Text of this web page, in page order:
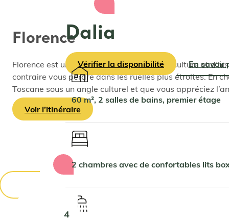
Vérifier la disponibilité En savoir
4
Dalia
60 m², 2 salles de bains, premier étage
2 chambres avec de confortables lits
Florence
Florence est une ville regorgeant d’art, de culture et
contraire vous perdre dans les ruelles plus étroites. En
Toscane sous un angle culturel et que vous appréciez
Voir l’itinéraire